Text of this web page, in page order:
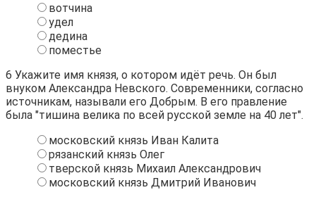
вотчина
удел
дедина
поместье
6 Укажите имя князя, о котором идёт речь. Он был
внуком Александра Невского. Современники, согласно
источникам, называли его Добрым. В его правление
была "тишина велика по всей русской земле на 40 лет".
московский князь Иван Калита
рязанский князь Олег
тверской князь Михаил Александрович
московский князь Дмитрий Иванович